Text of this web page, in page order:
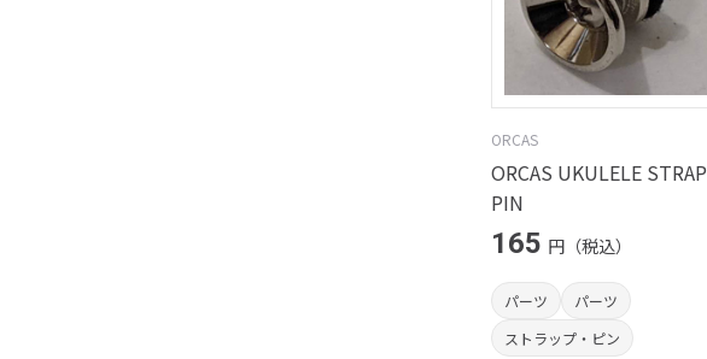
ORCAS
ORCAS UKULELE STRAP
PIN
165 円（税込）
パーツ
パーツ
ストラップ・ピン